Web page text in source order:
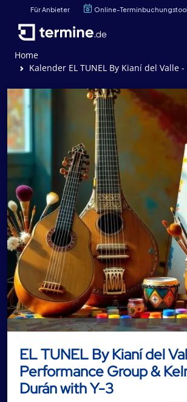
Für Anbieter Online-Terminbuchungstool
Home
Kalender EL TUNEL By Kianí del Valle - KDV Performance
EL TUNEL By Kianí del
Performance Group &
Durán with Y-3